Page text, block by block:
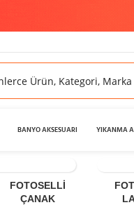
BANYO AKSESUARI YIKANMA
FOTOSELLI
ÇANAK